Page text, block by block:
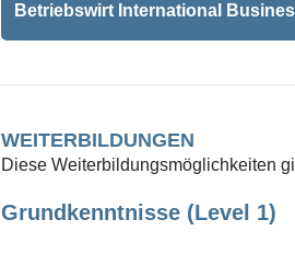
Betriebswirt International
WEITERBILDUNGEN
Diese Weiterbildungsmöglichkeiten
Grundkenntnisse (Level 1)